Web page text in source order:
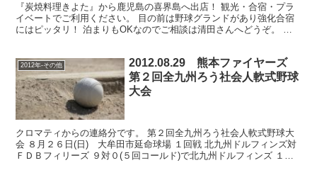
『炭焼料理きよた』から鹿児島の喜界島へ出店！ 観光・合宿・プラ
イベートでご利用ください。 目の前は野球グランドがあり強化合宿
にはピッタリ！ 泊まりもOKなのでご相談は清田さんへどうぞ。 喜
2012年-その他
2012.08.29 熊本ファイヤーズ
第２回全九州ろう社会人軟式野球
大会
クロマティからの連絡分です。 第２回全九州ろう社会人軟式野球大
会 ８月２６日(日) 大牟田市延命球場 １回戦 北九州ドルフィンズ対
ＦＤＢフィリーズ ９対０(５回コールド)で北九州ドルフィンズ １回